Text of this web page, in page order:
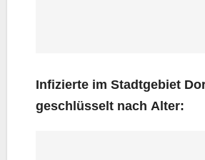
Infi­zier­te im Stadt­ge­biet
ge­schlüs­selt nach Alter: